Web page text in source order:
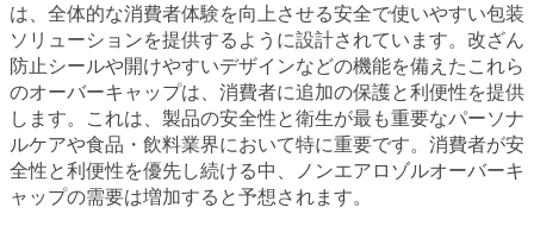
は、全体的な消費者体験を向上させる安全で使いやすい包装
ソリューションを提供するように設計されています。改ざん
防止シールや開けやすいデザインなどの機能を備えたこれら
のオーバーキャップは、消費者に追加の保護と利便性を提供
します。これは、製品の安全性と衛生が最も重要なパーソナ
ルケアや食品・飲料業界において特に重要です。消費者が安
全性と利便性を優先し続ける中、ノンエアロゾルオーバーキ
ャップの需要は増加すると予想されます。